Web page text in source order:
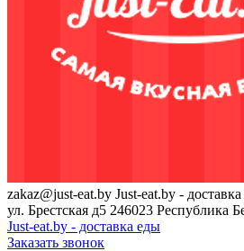
zakaz@just-eat.by Just-eat.by -
ул. Брестская д5 246023 Республика
Just-eat.by - доставка еды
Заказать звонок